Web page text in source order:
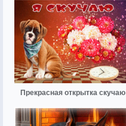
Прекрасная открытка скучаю